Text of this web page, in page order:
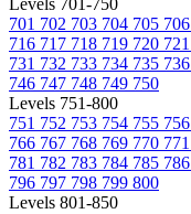
Levels 701-750
701 702 703 704 705 706
716 717 718 719 720 721
731 732 733 734 735 736
746 747 748 749 750
Levels 751-800
751 752 753 754 755 756
766 767 768 769 770 771
781 782 783 784 785 786
796 797 798 799 800
Levels 801-850